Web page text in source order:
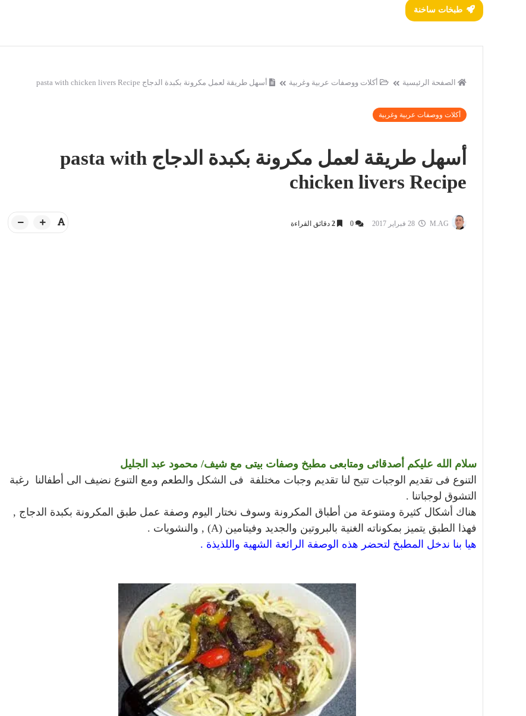
طبخات ساخنة
الصفحة الرئيسية أكلات ووصفات عربية وغربية أسهل طريقة لعمل مكرونة بكبدة الدجاج pasta with chicken livers Recipe
أكلات ووصفات عربية وغربية
أسهل طريقة لعمل مكرونة بكبدة الدجاج pasta with
chicken livers Recipe
M.AG
0
2 دقائق القراءة
سلام الله عليكم أصدقائى ومتابعى مطبخ وصفات بيتى مع شيف/ محمود عبد الجليل
التنوع فى تقديم الوجبات تتيح لنا تقديم وجبات مختلفة فى الشكل والطعم ومع التنوع نضيف الى أطفالنا رغبة
التشوق لوجباتنا .
هناك أشكال كثيرة ومتنوعة من أطباق المكرونة وسوف نختار اليوم وصفة عمل طبق المكرونة بكبدة الدجاج ,
فهذا الطبق يتميز بمكوناته الغنية بالبروتين والجديد وفيتامين (A) , والنشويات .
هيا بنا ندخل المطبخ لتحضر هذه الوصفة الرائعة الشهية واللذيذة .